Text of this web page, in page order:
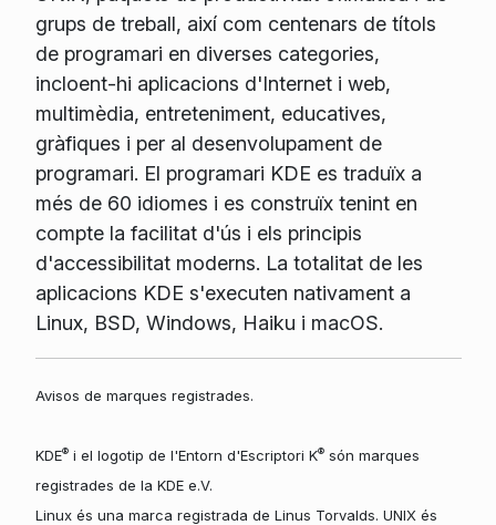
grups de treball, així com centenars de títols
de programari en diverses categories,
incloent-hi aplicacions d'Internet i web,
multimèdia, entreteniment, educatives,
gràfiques i per al desenvolupament de
programari. El programari KDE es traduïx a
més de 60 idiomes i es construïx tenint en
compte la facilitat d'ús i els principis
d'accessibilitat moderns. La totalitat de les
aplicacions KDE s'executen nativament a
Linux, BSD, Windows, Haiku i macOS.
Avisos de marques registrades.
KDE®i el logotip de l'Entorn d'Escriptori K®són marques
registrades de la KDE e.V.
Linux és una marca registrada de Linus Torvalds. UNIX és